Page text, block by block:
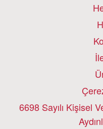
6698 Sayılı Kişisel